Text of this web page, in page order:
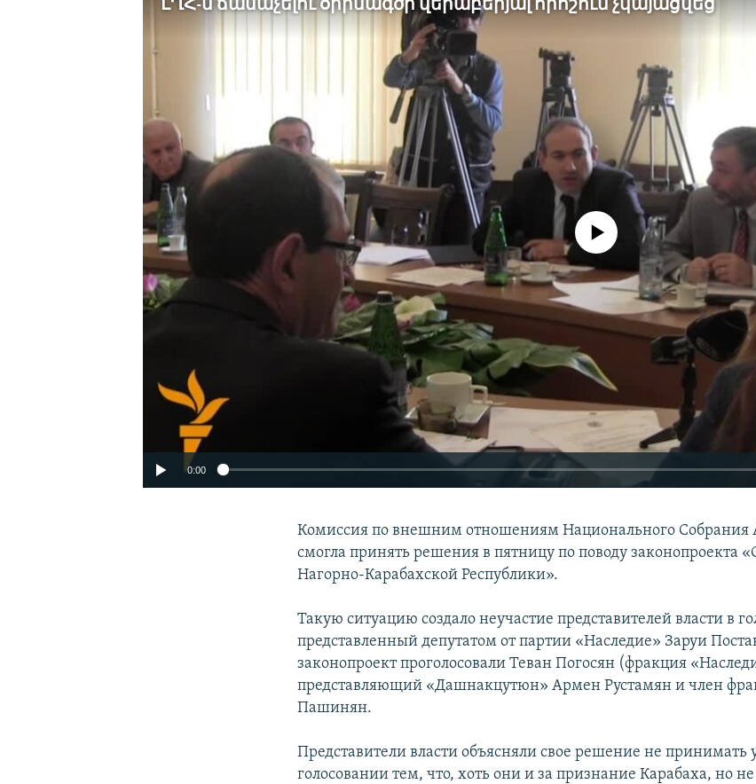
ԼՂՀ-ն ճանաչելու օրինագծի վերաբերյալ որոշում չկայացվեց
No media source currently available
0:00
Комиссия по внешним отношениям Национального Собрания
смогла принять решения в пятницу по поводу законопроекта
Нагорно-Карабахской Республики».
Такую ситуацию создало неучастие представителей власти в
представленный депутатом от партии «Наследие» Заруи
законопроект проголосовали Теван Погосян (фракция
представляющий «Дашнакцутюн» Армен Рустамян и член
Пашинян.
Представители власти объясняли свое решение не принимать
голосовании тем, что, хоть они и за признание Карабаха, но